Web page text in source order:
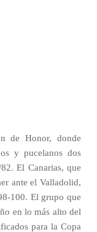
de Honor, donde
y pucelanos dos
El Canarias, que
ante el Valladolid,
100. El grupo que
en lo más alto del
para la Copa